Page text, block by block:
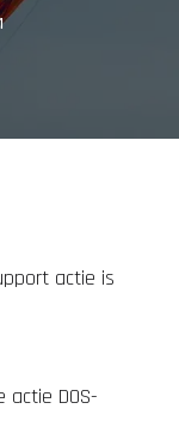
actie is
DOS-